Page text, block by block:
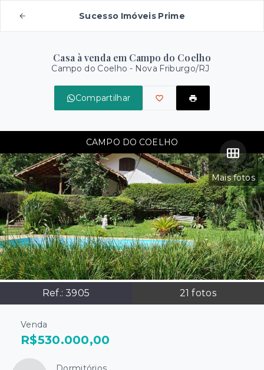
Sucesso Imóveis Prime
Casa à venda em Campo do Coelho
Campo do Coelho - Nova Friburgo/RJ
Compartilhar
Mais fotos
Ref.: 3905 21 fotos
CAMPO DO COELHO
Venda
R$530.000,00